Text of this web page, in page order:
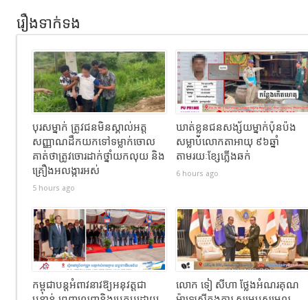
រឿងទាក់ទង
បុរសម្នាក់ ត្រូវជនមិនស្គាល់អត្ត
សញ្ញាណដឹកយកទៅទម្លាក់ចោល
គាត់ថាត្រូវចោរដាក់ថ្នាំយកលុយ និង
គ្រឿងអលង្ការអស់
5 hours ago
ឃាត់ខ្លួនជនសង្ស័យម្នាក់ប៉ុនប៉ង
សម្លាប់លោកតាអាយុ ៩៦ឆ្នាំ
តាមរយៈខ្សែភ្លើងឆក់
6 hours ago
កម្ពុជាបន្តអំពាវនាវឱ្យអនុវត្តជា
លោក ទៀ សីហា ថ្លែងអំណរគុណ